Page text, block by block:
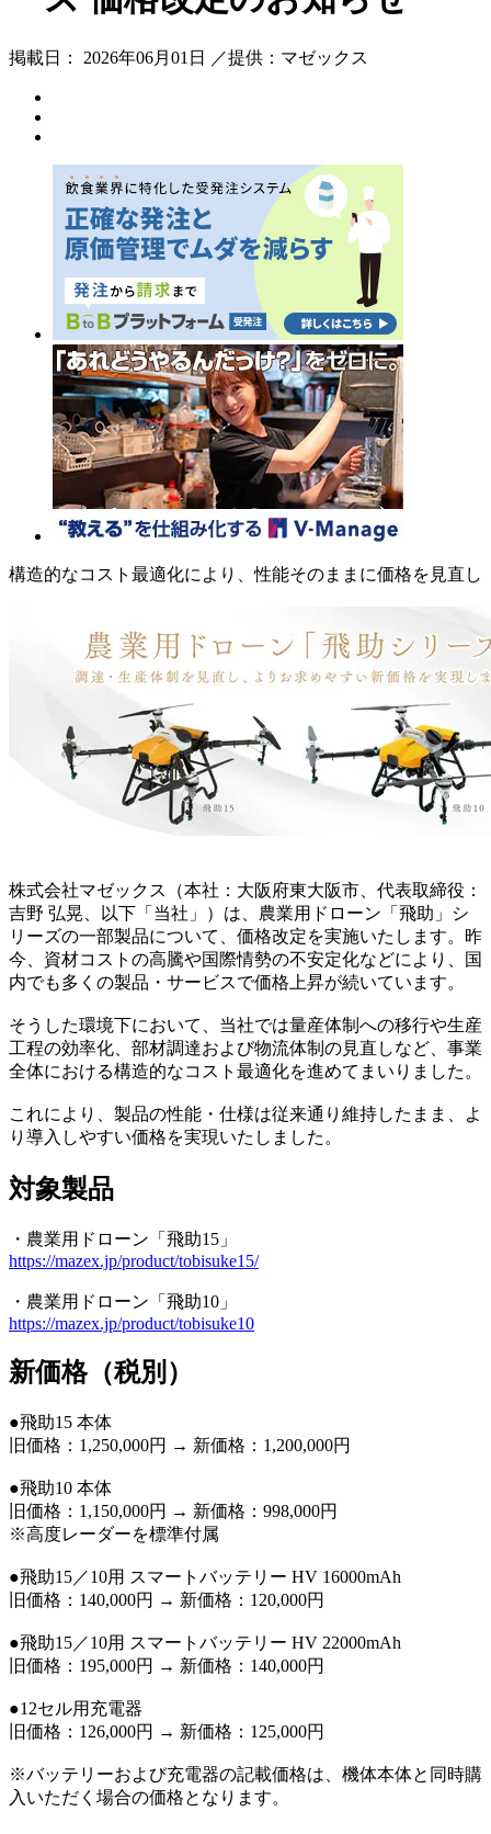
掲載日： 2026年06月01日 ／提供：マゼックス
構造的なコスト最適化により、性能そのままに価格を見直し
株式会社マゼックス（本社：大阪府東大阪市、代表取締役：
吉野 弘晃、以下「当社」）は、農業用ドローン「飛助」シ
リーズの一部製品について、価格改定を実施いたします。昨
今、資材コストの高騰や国際情勢の不安定化などにより、国
内でも多くの製品・サービスで価格上昇が続いています。
そうした環境下において、当社では量産体制への移行や生産
工程の効率化、部材調達および物流体制の見直しなど、事業
全体における構造的なコスト最適化を進めてまいりました。
これにより、製品の性能・仕様は従来通り維持したまま、よ
り導入しやすい価格を実現いたしました。
対象製品
・農業用ドローン「飛助15」
https://mazex.jp/product/tobisuke15/
・農業用ドローン「飛助10」
https://mazex.jp/product/tobisuke10
新価格（税別）
●飛助15 本体
旧価格：1,250,000円 → 新価格：1,200,000円
●飛助10 本体
旧価格：1,150,000円 → 新価格：998,000円
※高度レーダーを標準付属
●飛助15／10用 スマートバッテリー HV 16000mAh
旧価格：140,000円 → 新価格：120,000円
●飛助15／10用 スマートバッテリー HV 22000mAh
旧価格：195,000円 → 新価格：140,000円
●12セル用充電器
旧価格：126,000円 → 新価格：125,000円
※バッテリーおよび充電器の記載価格は、機体本体と同時購
入いただく場合の価格となります。